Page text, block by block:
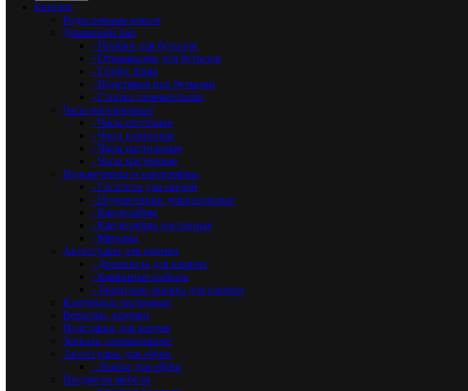
Каталог
Родословные книги
Домашний бар
- Пробки для бутылок
- Открывалки для бутылок
- Глобус бары
- Подставки под бутылки
- Стопки перевертыши
Часы интерьерные
- Часы песочные
- Часы каминные
- Часы настольные
- Часы настенные
Подсвечники и канделябры
- Гасители для свечей
- Подсвечники декоративные
- Канделябры
- Канделябры настенные
- Меноры
Аксессуары для камина
- Дровницы для камина
- Каминные наборы
- Защитные экраны для камина
Ключницы настенные
Вешалки, крючки
Подставки для зонтов
Зеркала декоративные
Аксессуары для обуви
- Ложки для обуви
Предметы мебели